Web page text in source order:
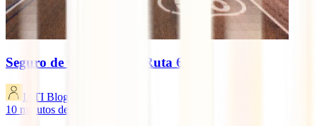
Seguro de viaje para la Ruta 66
IATI Blog
10 minutos de lectura